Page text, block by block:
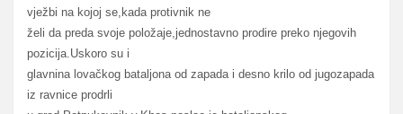
vježbi na kojoj se,kada protivnik ne
želi da preda svoje položaje,jednostavno prodire preko njegovih
pozicija.Uskoro su i
glavnina lovačkog bataljona od zapada i desno krilo od jugozapada
iz ravnice prodrli